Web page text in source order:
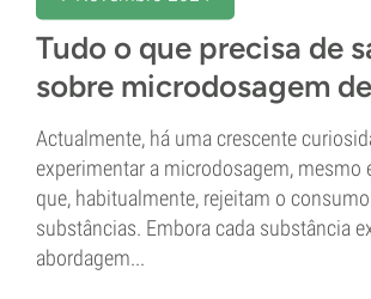
Tudo o que precisa de
sobre microdosagem
Actualmente, há uma crescente
experimentar a microdosagem, mesmo
que, habitualmente, rejeitam o
substâncias. Embora cada substância
abordagem...